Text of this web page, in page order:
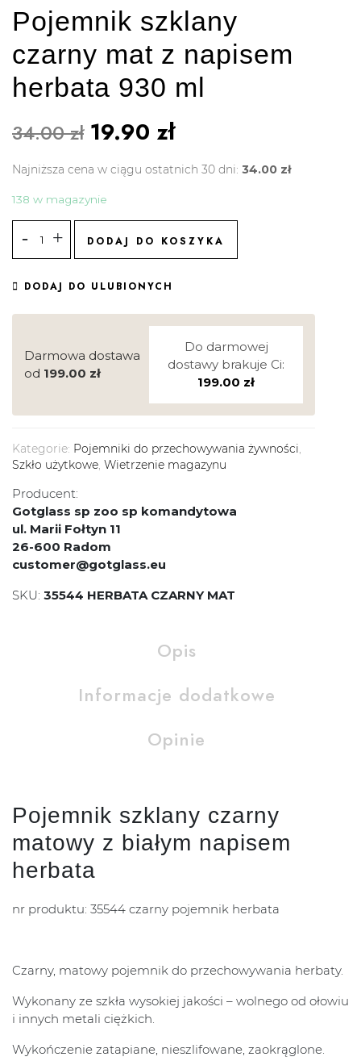
Pojemnik szklany
czarny mat z napisem
herbata 930 ml
34.00zł 19.90 zł
Najniższa cena w ciągu ostatnich 30 dni: 34.00 zł
138 w magazynie
DODAJ DO KOSZYKA
DODAJ DO ULUBIONYCH
Darmowa dostawa
od 199.00 zł
Do darmowej
dostawy brakuje Ci:
199.00 zł
Kategorie: Pojemniki do przechowywania żywności
Szkło użytkowe Wietrzenie magazynu
Producent:
Gotglass sp zoo sp komandytowa
ul. Marii Fołtyn 11
26-600 Radom
customer@gotglass.eu
SKU: 35544 HERBATA CZARNY MAT
Opis
Informacje dodatkowe
Opinie
Pojemnik szklany czarny
matowy z białym napisem
herbata
nr produktu: 35544 czarny pojemnik herbata
Czarny, matowy pojemnik do przechowywania herbaty.
Wykonany ze szkła wysokiej jakości – wolnego od ołowiu
i innych metali ciężkich.
Wykończenie zatapiane, nieszlifowane, zaokrąglone.